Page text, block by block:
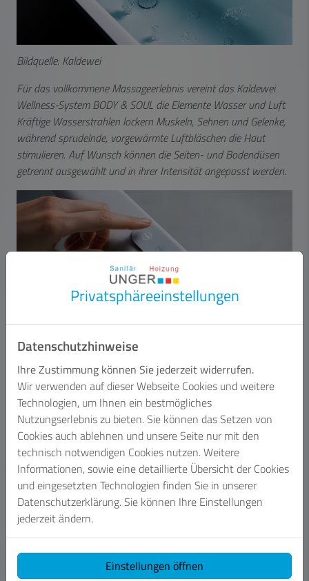
Bildquelle: Kaldewei
Für das vollkommene Massageerlebnis vereint das Kaldewei
Wellness-System BODY & SOUL die Elemente Wasser und Luft.
Kräftige Wasserstrahlen lockern Muskeln, Sehnen und Gelenke,
während sprudelnde, vorgewärmte Luftbläschen die Haut
stimulieren. Auf Wunsch können die Seiten- und Bodendüsen
getrennt ausgewählt und in ihrer Intensität angepasst werden.
Bildquelle: Kaldewei
Die Intensität und Art der Wellnessbehandlung können ganz
individuell gestaltet werden. So kommt die wohltuende Wirkung
genau da an, wo sie benötigt wird.
Aquamassage FULL BODY
FULL BODY verwöhnt mit einer intensiven Massage durch
kraftvolle Wasserstrahlen. Ob nach harter Arbeit oder
einem fordernden Workout – die Massage löst
Verspannungen, lockert das Bindegewebe und fördert die
Durchblutung des Körpers. Die Wasserstrahlen sind mit Luft
Privatsphäre­einstellungen
Datenschutzhinweise
Ihre Zustimmung können Sie jederzeit widerrufen.
Wir verwenden auf dieser Webseite Cookies und weitere
Technologien, um Ihnen ein bestmögliches
Nutzungserlebnis zu bieten. Sie können das Setzen von
Cookies auch ablehnen und unsere Seite nur mit den
technisch notwendigen Cookies nutzen. Weitere
Informationen, sowie eine detaillierte Übersicht der Cookies
und eingesetzten Technologien finden Sie in unserer
Datenschutzerklärung. Sie können Ihre Einstellungen
jederzeit ändern.
Einstellungen öffnen